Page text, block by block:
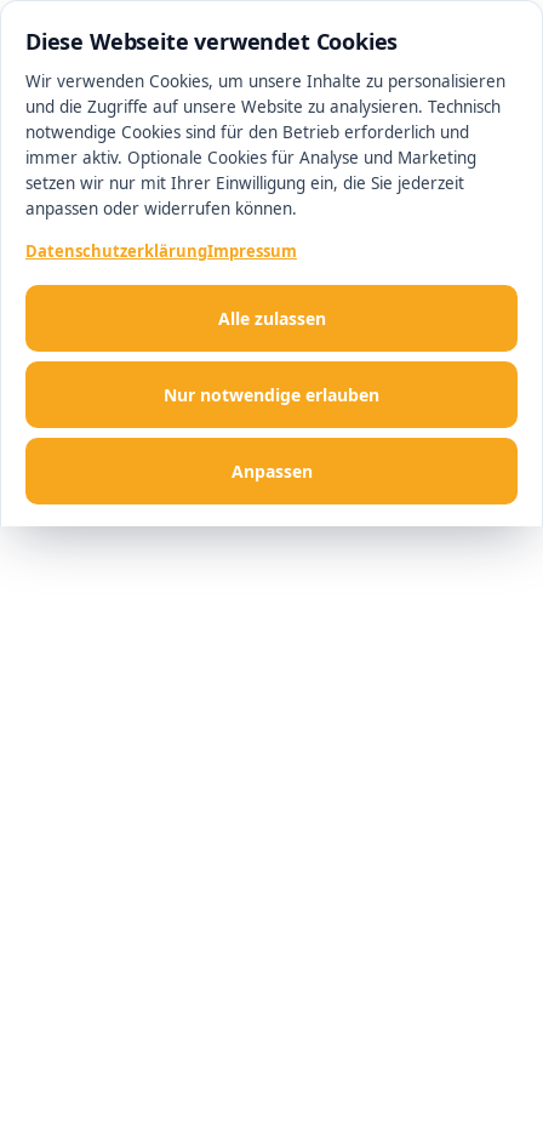
Diese Webseite verwendet Cookies
Wir verwenden Cookies, um unsere Inhalte zu personalisieren
und die Zugriffe auf unsere Website zu analysieren. Technisch
notwendige Cookies sind für den Betrieb erforderlich und
immer aktiv. Optionale Cookies für Analyse und Marketing
setzen wir nur mit Ihrer Einwilligung ein, die Sie jederzeit
anpassen oder widerrufen können.
DatenschutzerklärungImpressum
Nur notwendige erlauben
Anpassen
Alle zulassen